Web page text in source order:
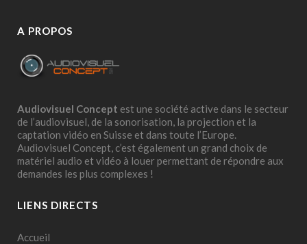
A PROPOS
Audiovisuel Concept est une société active dans le secteur
de l’audiovisuel, de la sonorisation, la projection et la
captation vidéo en Suisse et dans toute l’Europe.
Audiovisuel Concept, c’est également un grand choix de
matériel audio et vidéo à louer permettant de répondre aux
demandes les plus complexes !
LIENS DIRECTS
Accueil